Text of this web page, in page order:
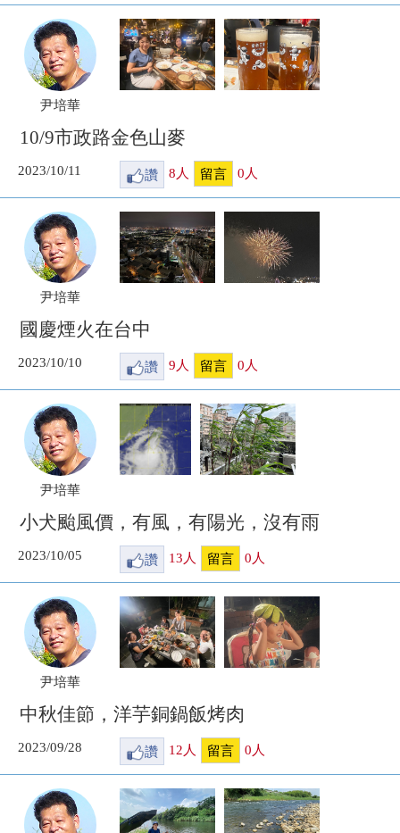
尹培華
10/9市政路金色山麥
2023/10/11 讚 8 人 留言 0 人
尹培華
國慶煙火在台中
2023/10/10 讚 9 人 留言 0 人
尹培華
小犬颱風價，有風，有陽光，沒有雨
2023/10/05 讚 13 人 留言 0 人
尹培華
中秋佳節，洋芋銅鍋飯烤肉
2023/09/28 讚 12人 留言 0人